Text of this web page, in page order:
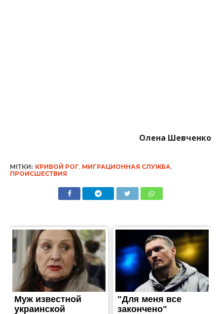
Олена Шевченко
МІТКИ: КРИВОЙ РОГ МИГРАЦИОННАЯ СЛУЖБА
ПРОИСШЕСТВИЯ